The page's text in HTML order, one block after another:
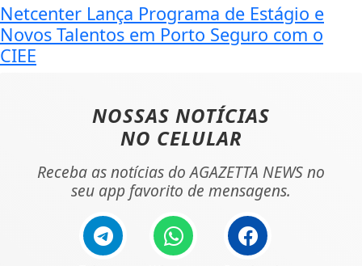
Netcenter Lança Programa de Estágio e
Novos Talentos em Porto Seguro com o
CIEE
NOSSAS NOTÍCIAS
NO CELULAR
Receba as notícias do AGAZETTA NEWS no
seu app favorito de mensagens.